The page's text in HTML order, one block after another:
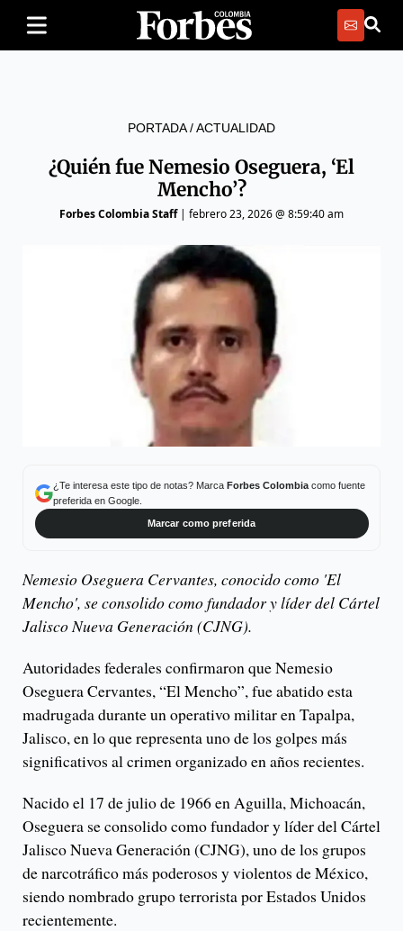
PORTADA/ACTUALIDAD
¿Quién fue Nemesio Oseguera, ‘El
Mencho’?
Forbes Colombia Staff| febrero 23, 2026 @ 8:59:40 am
¿Te interesa este tipo de notas? Marca Forbes Colombiacomo fuente
preferida en Google.
Marcar como preferida
Nemesio Oseguera Cervantes, conocido como 'El
Mencho', se consolido como fundador y líder del Cártel
Jalisco Nueva Generación (CJNG).
Autoridades federales confirmaron que Nemesio
Oseguera Cervantes, “El Mencho”, fue abatido esta
madrugada durante un operativo militar en Tapalpa,
Jalisco, en lo que representa uno de los golpes más
significativos al crimen organizado en años recientes.
Nacido el 17 de julio de 1966 en Aguilla, Michoacán,
Oseguera se consolido como fundador y líder del Cártel
Jalisco Nueva Generación (CJNG), uno de los grupos
de narcotráfico más poderosos y violentos de México,
siendo nombrado grupo terrorista por Estados Unidos
recientemente.